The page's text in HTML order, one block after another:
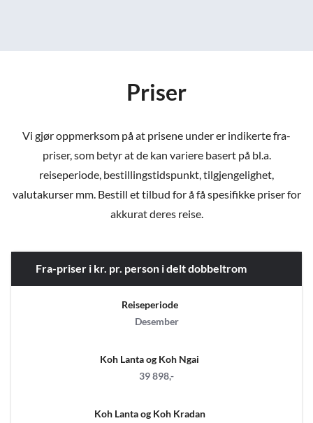
Priser
Vi gjør oppmerksom på at prisene under er indikerte fra-
priser, som betyr at de kan variere basert på bl.a.
reiseperiode, bestillingstidspunkt, tilgjengelighet,
valutakurser mm. Bestill et tilbud for å få spesifikke priser for
akkurat deres reise.
Fra-priser i kr. pr. person i delt dobbeltrom
Reiseperiode
Desember
Koh Lanta og Koh Ngai
39 898,-
Koh Lanta og Koh Kradan